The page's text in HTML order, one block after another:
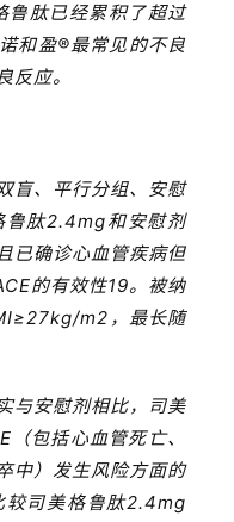
鲁肽已经累积了超过
和盈®最常见的不良
反应。
盲、平行分组、安慰
鲁肽2.4mg和安慰剂
已确诊心血管疾病但
的有效性19。被纳
m2，最长随
与安慰剂相比，司美
包括心血管死亡、
中）发生风险方面的
较司美格鲁肽2.4mg